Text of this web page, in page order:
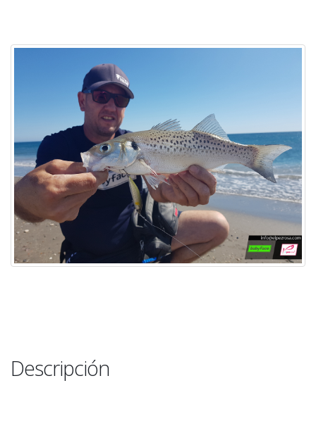
Descripción